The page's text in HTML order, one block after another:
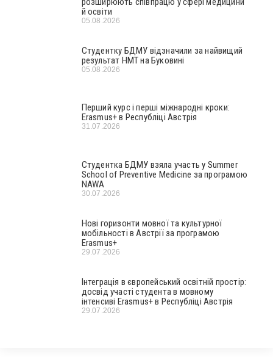
й освіти
05.08.2026
Студентку БДМУ відзначили за найвищий
результат НМТ на Буковині
05.08.2026
Перший курс і перші міжнародні кроки:
Erasmus+ в Республіці Австрія
31.07.2026
Студентка БДМУ взяла участь у Summer
School of Preventive Medicine за програмою
NAWA
30.07.2026
Нові горизонти мовної та культурної
мобільності в Австрії за програмою
Erasmus+
29.07.2026
Інтеграція в європейський освітній простір:
досвід участі студента в мовному
інтенсиві Erasmus+ в Республіці Австрія
29.07.2026